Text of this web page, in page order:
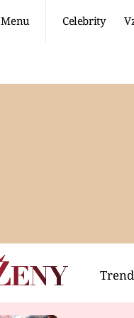
Menu Celebrity
Video